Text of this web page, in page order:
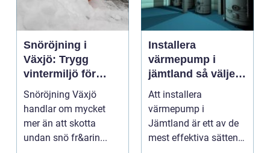
Snöröjning i
Växjö: Trygg
vintermiljö för
både privat och
företag
Snöröjning Växjö
handlar om mycket
mer än att skotta
undan snö fr&arin...
Installera
värmepump i
jämtland så väljer
du rätt lösning för
kallt klimat
Att installera
värmepump i
Jämtland är ett av de
mest effektiva sätten